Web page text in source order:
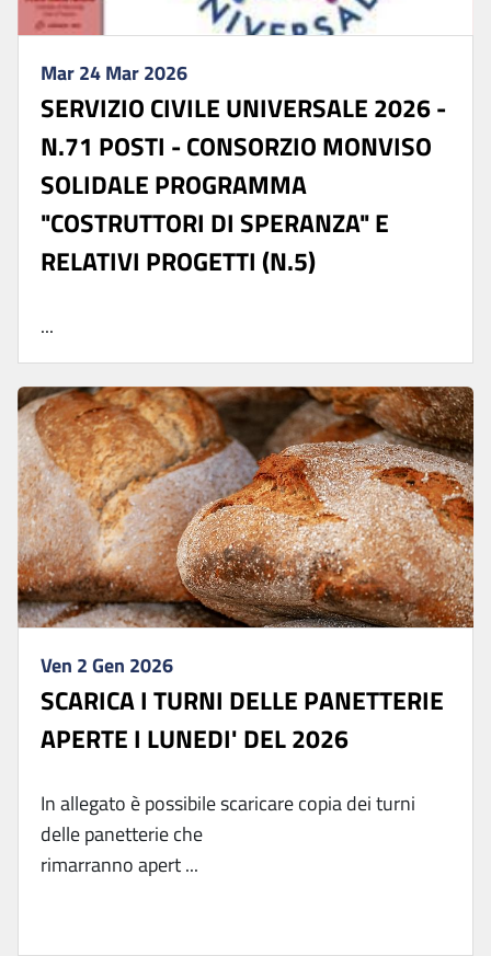
Mar 24 Mar 2026
SERVIZIO CIVILE UNIVERSALE 2026 -
N.71 POSTI - CONSORZIO MONVISO
SOLIDALE PROGRAMMA
"COSTRUTTORI DI SPERANZA" E
RELATIVI PROGETTI (N.5)
...
Ven 2 Gen 2026
SCARICA I TURNI DELLE PANETTERIE
APERTE I LUNEDI' DEL 2026
In allegato è possibile scaricare copia dei turni
delle panetterie che
rimarranno apert ...